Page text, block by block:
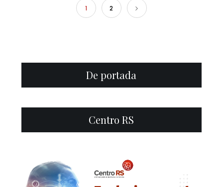
1 2
De portada
Centro RS